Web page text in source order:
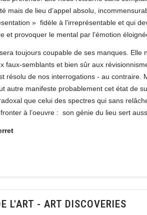
mais de lieu d’appel absolu,
» fidèle à l'irreprésentable et qui
et provoquer le mental par l’émotion
toujours coupable de ses manques.
faux-semblants et bien sûr aux
résolu de nos interrogations - au
autre manifeste probablement cet état de
que celui des spectres qui sans
à l’oeuvre : son génie du lieu sert
L'ART - ART DISCOVERIES